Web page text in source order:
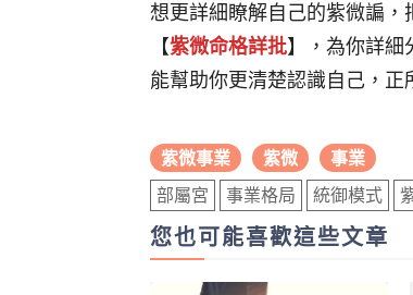
想更詳細瞭解自己的紫微諞
【紫微命格詳批】，為你詳細
能幫助你更清楚認識自己，正
紫微事業 紫微 事業
部屬宮 事業格局 統御模式
您也可能喜歡這些文章